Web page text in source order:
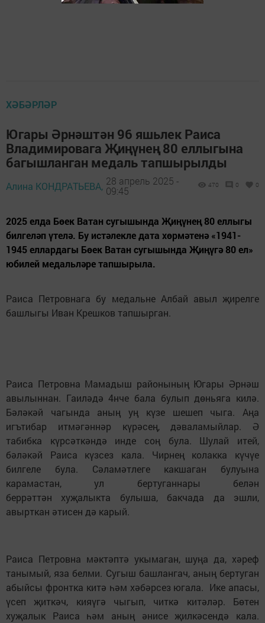
ХӘБӘРЛӘР
Югары Әрнәштән 96 яшьлек Раиса
Владимировага Җиңүнең 80 еллыгына
багышланган медаль тапшырылды
Алина КОНДРАТЬЕВА, 28 апрель 2025 -
09:45
470 0 0
2025 елда Бөек Ватан сугышында Җиңүнең 80 еллыгы
билгеләп үтелә. Бу истәлекле дата хөрмәтенә «1941-
1945 еллардагы Бөек Ватан сугышында Җиңүгә 80 ел»
юбилей медальләре тапшырыла.
Раиса Петровнага бу медальне Албай авыл җирелге
башлыгы Иван Крешков тапшырган.
Раиса Петровна Мамадыш районының Югары Әрнәш
авылыннан. Гаиләдә 4нче бала булып дөньяга килә.
Бәләкәй чагында аның уң күзе шешеп чыга. Аңа
игътибар итмәгәннәр күрәсең, дәваламыйлар. Ә
табибка күрсәткәндә инде соң була. Шулай итей,
бәләкәй Раиса күзсез кала. Чирнең колакка күчүе
билгеле була. Сәламәтлеге какшаган булуына
карамастан, ул бертуганнары белән
беррәттән хуҗалыкта булыша, бакчада да эшли,
авырткан әтисен дә карый.
Раиса Петровна мәктәптә укымаган, шуңа да, хәреф
танымый, яза белми. Сугыш башлангач, аның бертуган
абыйсы фронтка китә һәм хәбәрсез югала. Ике апасы,
үсеп җиткәч, кияүгә чыгып, читкә китәләр. Бөтен
хуҗалык Раиса һәм аның әнисе җилкәсендә кала.